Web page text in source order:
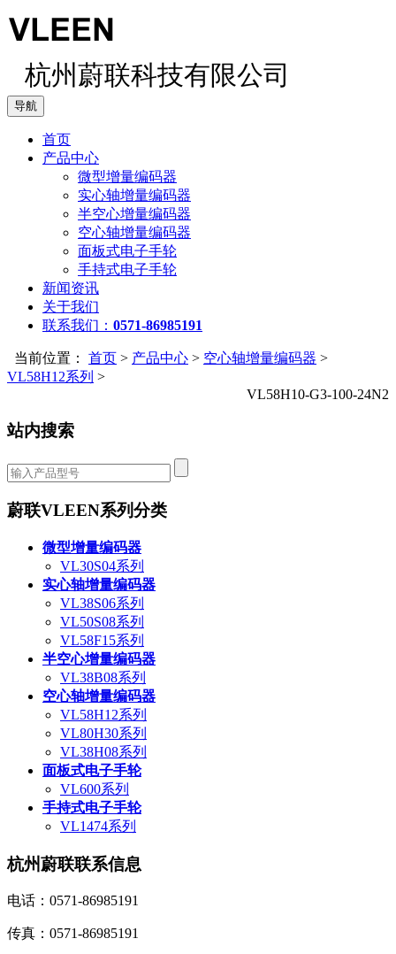
杭州蔚联科技有限公司
导航
首页
产品中心
微型增量编码器
实心轴增量编码器
半空心增量编码器
空心轴增量编码器
面板式电子手轮
手持式电子手轮
新闻资讯
关于我们
联系我们： 0571-86985191
当前位置： 首页 > 产品中心 > 空心轴增量编码器 >
VL58H12系列 >
VL58H10-G3-100-24N2
站内搜索
蔚联VLEEN系列分类
微型增量编码器
VL30S04系列
实心轴增量编码器
VL38S06系列
VL50S08系列
VL58F15系列
半空心增量编码器
VL38B08系列
空心轴增量编码器
VL58H12系列
VL80H30系列
VL38H08系列
面板式电子手轮
VL600系列
手持式电子手轮
VL1474系列
杭州蔚联联系信息
电话：0571-86985191
传真：0571-86985191